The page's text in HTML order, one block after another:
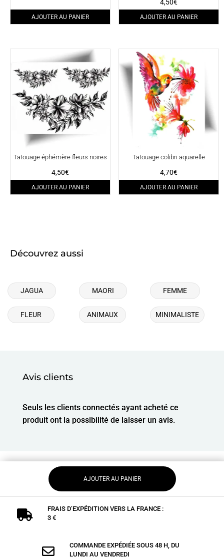
AJOUTER AU PANIER
4.50
sur 5
4,50€
AJOUTER AU PANIER
Tatouage éphémère fleurs noires
4,50€
AJOUTER AU PANIER
Tatouage colibri aquarelle
4,70€
AJOUTER AU PANIER
Découvrez aussi
JAGUA MAORI FEMME
FLEUR ANIMAUX MINIMALISTE
Avis clients
Seuls les clients connectés ayant acheté ce
produit ont la possibilité de laisser un avis.
AJOUTER AU PANIER

FRAIS D’EXPÉDITION VERS LA FRANCE :
3 €

COMMANDE EXPÉDIÉE SOUS 48 H, DU
LUNDI AU VENDREDI